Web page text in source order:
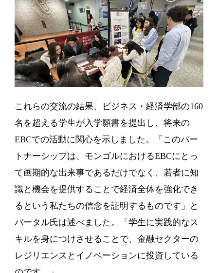
これらの交流の結果、ビジネス・経済学部の160
名を超える学生が入学願書を提出し、将来の
EBCでの活動に関心を示しました。「このパー
トナーシップは、モンゴルにおけるEBCにとっ
て画期的な出来事であるだけでなく、若者に知
識と機会を提供することで経済全体を強化でき
るという私たちの信念を証明するものです」と
バータル氏は述べました。「学生に実践的なス
キルを身につけさせることで、金融セクターの
レジリエンスとイノベーションに投資している